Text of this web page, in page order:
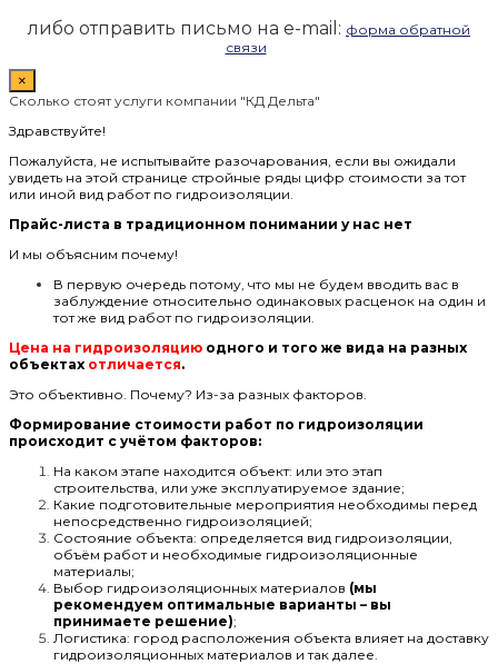
либо отправить письмо на e-mail: форма обратной
связи
×
Сколько стоят услуги компании "КД Дельта"
Здравствуйте!
Пожалуйста, не испытывайте разочарования, если вы ожидали
увидеть на этой странице стройные ряды цифр стоимости за тот
или иной вид работ по гидроизоляции.
Прайс-листа в традиционном понимании у нас нет
И мы объясним почему!
В первую очередь потому, что мы не будем вводить вас в
заблуждение относительно одинаковых расценок на один и
тот же вид работ по гидроизоляции.
Цена на гидроизоляцию одного и того же вида на разных
объектах отличается.
Это объективно. Почему? Из-за разных факторов.
Формирование стоимости работ по гидроизоляции
происходит с учётом факторов:
На каком этапе находится объект: или это этап
строительства, или уже эксплуатируемое здание;
Какие подготовительные мероприятия необходимы перед
непосредственно гидроизоляцией;
Состояние объекта: определяется вид гидроизоляции,
объём работ и необходимые гидроизоляционные
материалы;
Выбор гидроизоляционных материалов (мы
рекомендуем оптимальные варианты – вы
принимаете решение);
Логистика: город расположения объекта влияет на доставку
гидроизоляционных материалов и так далее.